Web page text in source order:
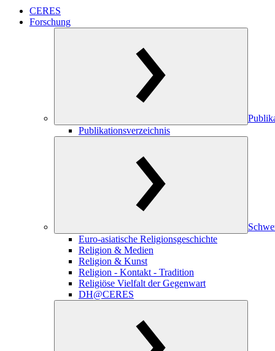
CERES
Forschung
Publikationsverzeichnis
Euro-asiatische Religionsgeschichte
Religion & Medien
Religion & Kunst
Religion - Kontakt - Tradition
Religiöse Vielfalt der Gegenwart
DH@CERES